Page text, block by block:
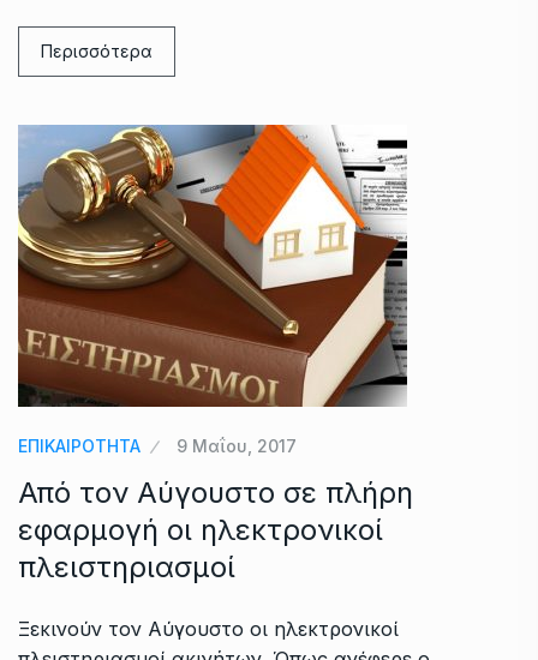
Περισσότερα
ΕΠΙΚΑΙΡΟΤΗΤΑ 9 Μαΐου, 2017
Από τον Αύγουστο σε πλήρη
εφαρμογή οι ηλεκτρονικοί
πλειστηριασμοί
Ξεκινούν τον Αύγουστο οι ηλεκτρονικοί